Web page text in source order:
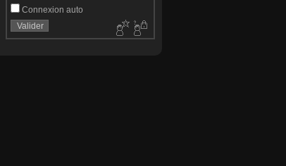
Connexion auto